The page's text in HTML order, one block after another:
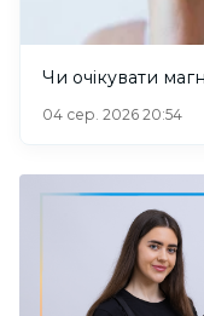
Чи очікувати
04 сер. 2026 20:54